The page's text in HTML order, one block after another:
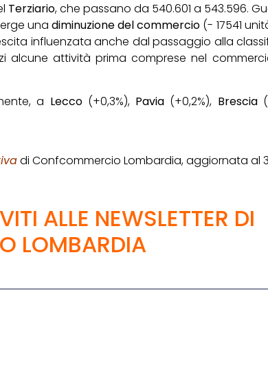
Terziario, che passano da 540.601 a 543.596.
unadiminuzione del commercio (- 17541
influenzata anche dal passaggio alla
alcune attività prima comprese nel
a Lecco(+0,3%), Pavia (+0,2%), Brescia
di Confcommercio Lombardia, aggiornata al
ALLE NEWSLETTER DI
LOMBARDIA